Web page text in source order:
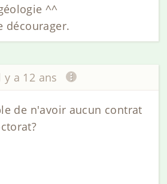
^^
décourager.
y a 12 ans
de n'avoir aucun contrat